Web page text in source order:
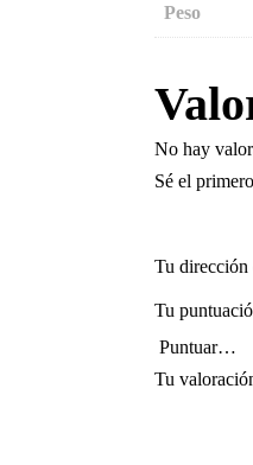
Peso
No hay
Sé el
Tu dirección
Tu
Tu